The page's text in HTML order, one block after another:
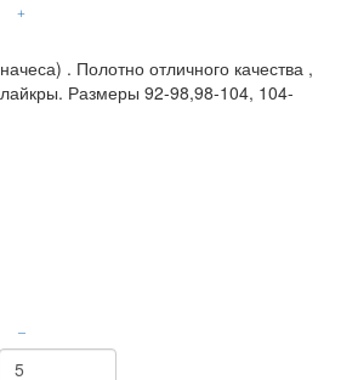
+
. Полотно отличного качества ,
Размеры 92-98,98-104, 104-
–